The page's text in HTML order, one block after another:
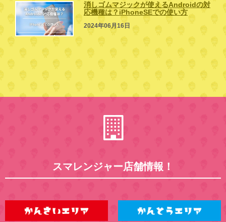
消しゴムマジックが使えるAndroidの対
応機種は？iPhoneSEでの使い方
2024年06月16日
スマレンジャー店舗情報！